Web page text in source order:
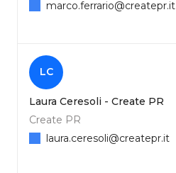
marco.ferrario@createpr.it
LC
Laura Ceresoli - Create PR
Create PR
laura.ceresoli@createpr.it